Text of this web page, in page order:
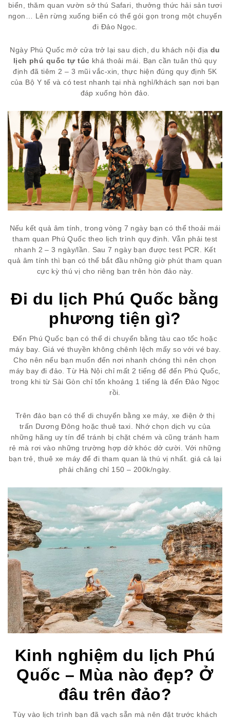
biển, thăm quan vườn sở thú Safari, thưởng thức hải sản tươi
ngon… Lên rừng xuống biển có thể gói gọn trong một chuyến
đi Đảo Ngọc.
Ngày Phú Quốc mở cửa trở lại sau dịch, du khách nội địa du
lịch phú quốc tự túc khá thoải mái. Bạn cần tuân thủ quy
định đã tiêm 2 – 3 mũi vắc-xin, thực hiện đúng quy định 5K
của Bộ Y tế và có test nhanh tại nhà nghỉ/khách sạn nơi bạn
đáp xuống hòn đảo.
Nếu kết quả âm tính, trong vòng 7 ngày bạn có thể thoải mái
tham quan Phú Quốc theo lịch trình quy định. Vẫn phải test
nhanh 2 – 3 ngày/lần. Sau 7 ngày bạn được test PCR. Kết
quả âm tính thì bạn có thể bắt đầu những giờ phút tham quan
cực kỳ thú vị cho riêng bạn trên hòn đảo này.
Đi du lịch Phú Quốc bằng
phương tiện gì?
Đến Phú Quốc bạn có thể di chuyển bằng tàu cao tốc hoặc
máy bay. Giá vé thuyền không chênh lệch mấy so với vé bay.
Cho nên nếu bạn muốn đến nơi nhanh chóng thì nên chọn
máy bay đi đảo. Từ Hà Nội chỉ mất 2 tiếng để đến Phú Quốc,
trong khi từ Sài Gòn chỉ tốn khoảng 1 tiếng là đến Đảo Ngọc
rồi.
Trên đảo bạn có thể di chuyển bằng xe máy, xe điện ở thị
trấn Dương Đông hoặc thuê taxi. Nhớ chọn dịch vụ của
những hãng uy tín để tránh bị chặt chém và cũng tránh ham
rẻ mà rơi vào những trường hợp dở khóc dở cười. Với những
bạn trẻ, thuê xe máy để đi tham quan là thú vị nhất. giá cả lại
phải chăng chỉ 150 – 200k/ngày.
Kinh nghiệm du lịch Phú
Quốc – Mùa nào đẹp? Ở
đâu trên đảo?
Tùy vào lịch trình bạn đã vạch sẵn mà nên đặt trước khách